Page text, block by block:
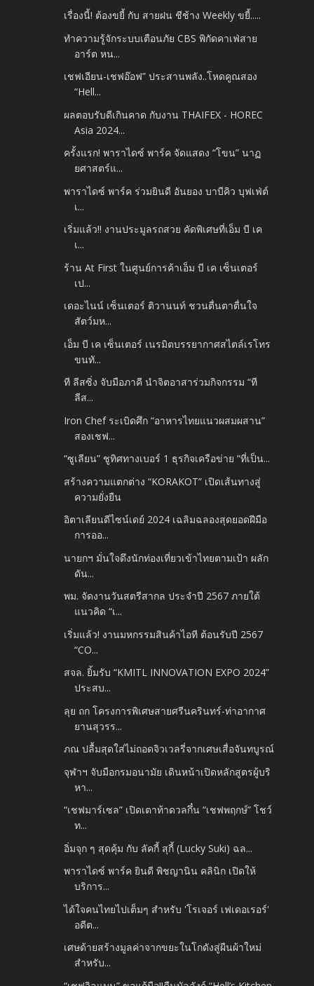
เรื่องนี้! ต้องขยี้ กับ สายฝน ชีช้าง Weekly ขยี้.....
ทำความรู้จักระบบเตือนภัย CBS พิกัดคาเฟ่สาย
อาร์ต หน...
เชฟเอียน-เชฟอ๊อฟ” ประสานพลัง..โหดคูณสอง
“Hell...
ผลตอบรับดีเกินคาด กับงาน THAIFEX - HOREC
Asia 2024...
ครั้งแรก! พาราไดซ์ พาร์ค จัดแสดง “โขน” นาฏ
ยศาสตร์แ...
พาราไดซ์ พาร์ค ร่วมยินดี อันยอง บาบีคิว บุฟเฟ่ต์
เ...
เริ่มแล้ว!! งานประมูลรถสวย คัดพิเศษที่เอ็ม บี เค
เ...
ร้าน At First ในศูนย์การค้าเอ็ม บี เค เซ็นเตอร์
เป...
เดอะไนน์ เซ็นเตอร์ ติวานนท์ ชวนตื่นตาตื่นใจ
สัตว์มห...
เอ็ม บี เค เซ็นเตอร์ เนรมิตบรรยากาศสไตล์เรโทร
ขนทั...
ที ลีสซิ่ง จับมือภาคี นำจิตอาสาร่วมกิจกรรม “ที
ลีส...
Iron Chef ระเบิดศึก “อาหารไทยแนวผสมผสาน”
สองเชฟ...
“ซูเลียน” ชูทิศทางเบอร์ 1 ธุรกิจเครือข่าย “ที่เป็น...
สร้างความแตกต่าง “KORAKOT” เปิดเส้นทางสู่
ความยั่งยืน
อิตาเลียนดีไซน์เดย์ 2024 เฉลิมฉลองสุดยอดฝีมือ
การออ...
นายกฯ มั่นใจดึงนักท่องเที่ยวเข้าไทยตามเป้า ผลัก
ดัน...
พม. จัดงานวันสตรีสากล ประจำปี 2567 ภายใต้
แนวคิด “เ...
เริ่มแล้ว! งานมหกรรมสินค้าไอที ต้อนรับปี 2567
“CO...
สจล. ยิ้มรับ “KMITL INNOVATION EXPO 2024”
ประสบ...
ลุย ถก โครงการพิเศษสายศรีนครินทร์-ท่าอากาศ
ยานสุวรร...
ภณ ปลื้มสุดใส่ไม่ถอดจิวเวลรี่จากเศษเสื่อจันทบูรณ์
จุฬาฯ จับมือกรมอนามัย เดินหน้าเปิดหลักสูตรผู้บริ
หา...
“เชฟมาร์เซล” เปิดเตาท้าดวลกึ๋น “เชฟพฤกษ์” โชว์
ท...
อิ่มจุก ๆ สุดคุ้ม กับ ลัคกี้ สุกี้ (Lucky Suki) ฉล...
พาราไดซ์ พาร์ค ยินดี พิชญานิน คลินิก เปิดให้
บริการ...
ได้ใจคนไทยไปเต็มๆ สำหรับ 'โรเจอร์ เฟเดอเรอร์'
อดีต...
เศษด้ายสร้างมูลค่าจากขยะในโกดังสู่ผืนผ้าใหม่
สำหรับ...